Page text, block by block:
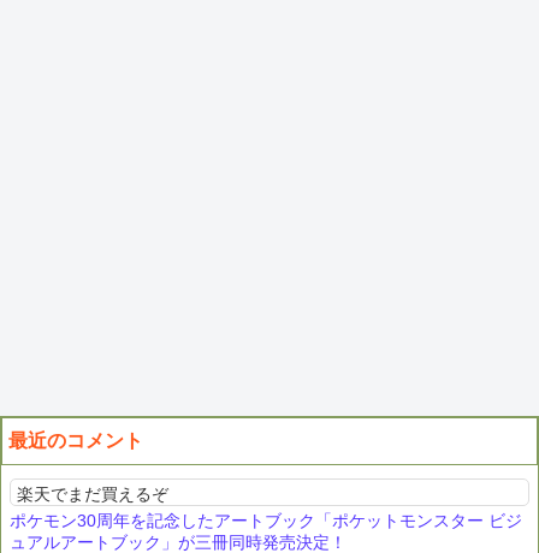
最近のコメント
楽天でまだ買えるぞ
ポケモン30周年を記念したアートブック「ポケットモンスター ビジ
ュアルアートブック」が三冊同時発売決定！